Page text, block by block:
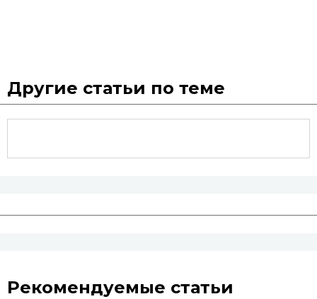
Другие статьи по теме
Рекомендуемые статьи